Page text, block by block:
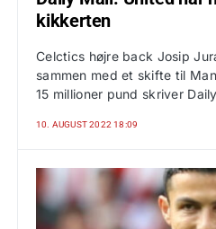
kikkerten
Celctics højre back Josip
sammen med et skifte til
15 millioner pund skriver
10. AUGUST 2022 18:09